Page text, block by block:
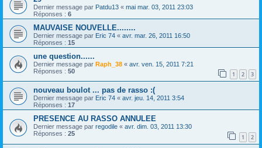
Dernier message par Patdu13 « mai mar. 03, 2011 23:03
Réponses : 6
MAUVAISE NOUVELLE........
Dernier message par Eric 74 « avr. mar. 26, 2011 16:50
Réponses : 15
une question......
Dernier message par Raph_38 « avr. ven. 15, 2011 7:21
Réponses : 50 1 2 3
nouveau boulot ... pas de rasso :(
Dernier message par Eric 74 « avr. jeu. 14, 2011 3:54
Réponses : 17
PRESENCE AU RASSO ANNULEE
Dernier message par regodile « avr. dim. 03, 2011 13:30
Réponses : 25 1 2